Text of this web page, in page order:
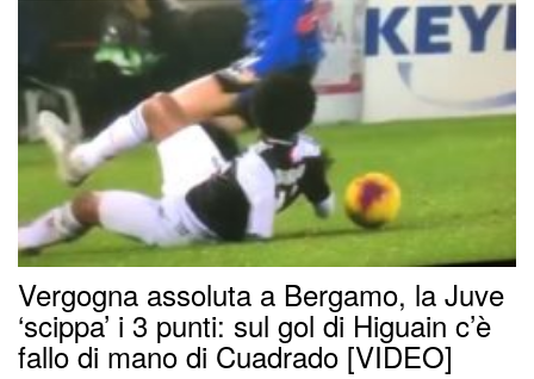
Vergogna assoluta a Bergamo, la Juve
‘scippa’ i 3 punti: sul gol di Higuain c’è
fallo di mano di Cuadrado [VIDEO]